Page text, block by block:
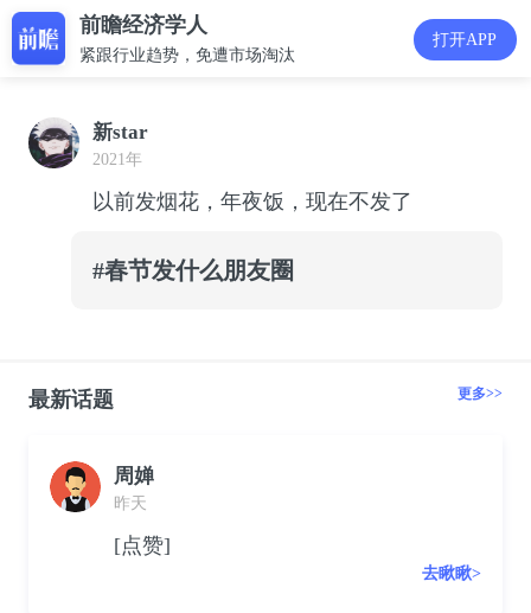
前瞻经济学人
紧跟行业趋势，免遭市场淘汰
打开APP
新star
2021年
以前发烟花，年夜饭，现在不发了
#春节发什么朋友圈
最新话题 更多>>
周婵
昨天
[点赞]
去瞅瞅>